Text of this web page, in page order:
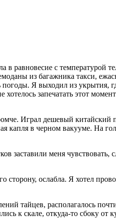
с температурой
из багажника такси,
Я выходил из укрытия,
запечатать этот момент
Играл дешевый китайский
капля в черном вакууме. На
заставили меня
ослабла. Я хотел
тайцев, располагалось
к скале, откуда-то сбоку